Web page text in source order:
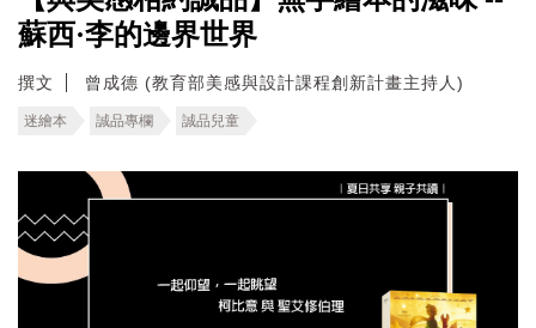
蘇西·李的邊界世界
撰文 曾成德 (教育部美感與設計課程創新計畫主持人)
迷繪本 誠品專欄 誠品兒童